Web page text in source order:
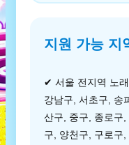
지원 가능 지
✔ 서울 전지역 노
강남구, 서초구, 송
산구, 중구, 종로구
구, 양천구, 구로구